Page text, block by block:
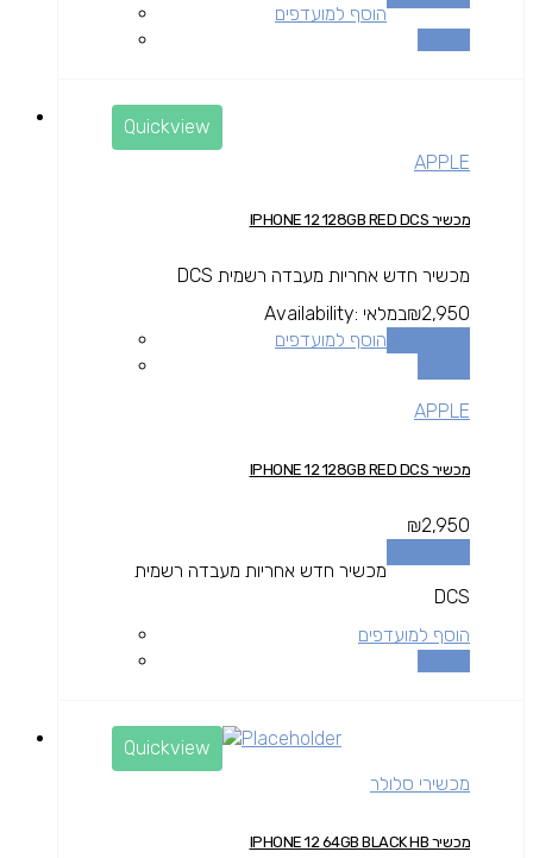
הוסף למועדפים
Quickview
APPLE
מכשיר IPHONE 12 128GB RED DCS
מכשיר חדש אחריות מעבדה רשמית DCS
₪2,950
Availability: במלאי
הוסף למועדפים
APPLE
מכשיר IPHONE 12 128GB RED DCS
₪2,950
מכשיר חדש אחריות מעבדה רשמית
DCS
הוסף למועדפים
Quickview
מכשירי סלולר
מכשיר IPHONE 12 64GB BLACK HB